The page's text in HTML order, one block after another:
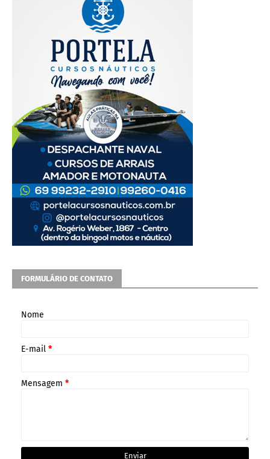
FORMULÁRIO DE CONTATO
Nome
E-mail *
Mensagem *